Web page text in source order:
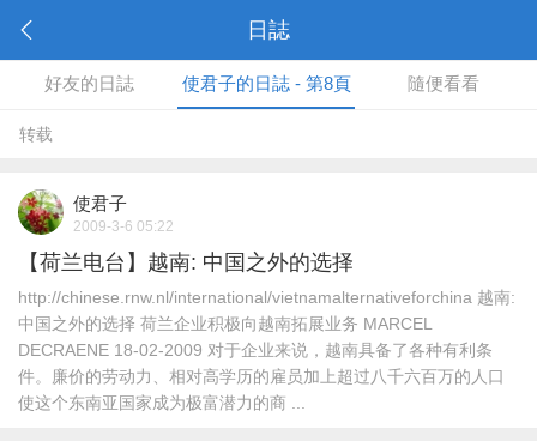
日誌
好友的日誌 使君子的日誌 - 第8頁 隨便看看
转载
使君子
2009-3-6 05:22
【荷兰电台】越南: 中国之外的选择
http://chinese.rnw.nl/international/vietnamalternativeforchina 越南:
中国之外的选择 荷兰企业积极向越南拓展业务 MARCEL
DECRAENE 18-02-2009 对于企业来说，越南具备了各种有利条
件。廉价的劳动力、相对高学历的雇员加上超过八千六百万的人口
使这个东南亚国家成为极富潜力的商 ...